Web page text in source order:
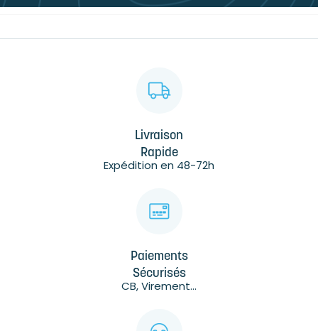
Livraison
Rapide
Expédition en 48-72h
Paiements
Sécurisés
CB, Virement...